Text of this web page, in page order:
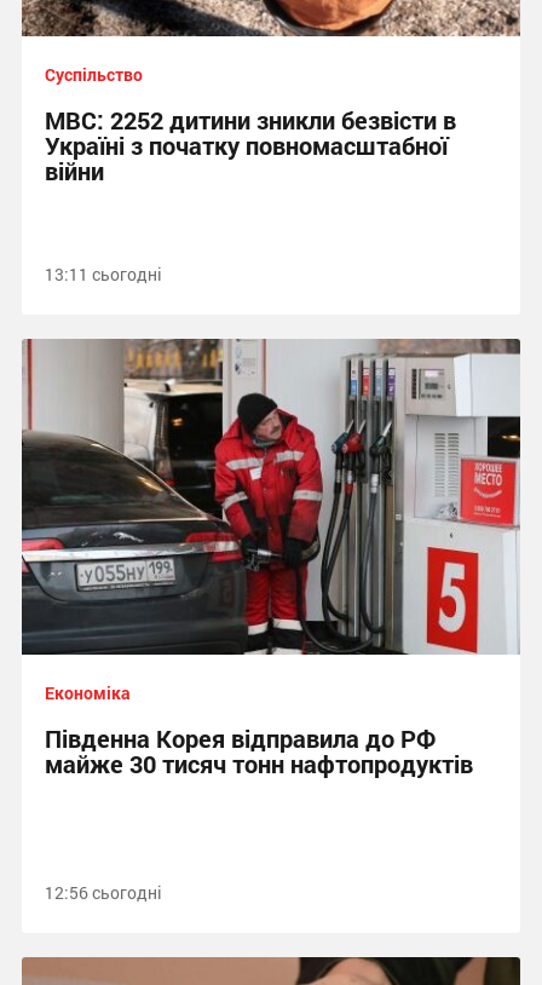
Суспільство
МВС: 2252 дитини зникли безвісти в
Україні з початку повномасштабної
війни
13:11 сьогодні
Економіка
Південна Корея відправила до РФ
майже 30 тисяч тонн нафтопродуктів
12:56 сьогодні